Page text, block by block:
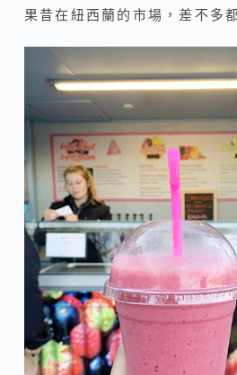
果昔在紐西蘭的市場，差不多